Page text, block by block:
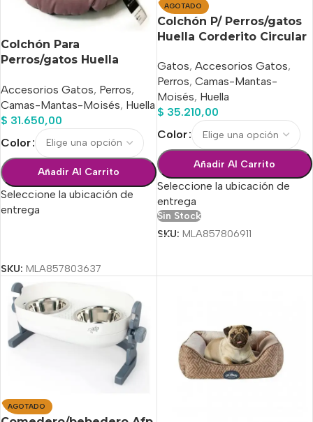
Colchón Para
Perros/gatos Huella
Accesorios Gatos, Perros,
Camas-Mantas-Moisés, Huella
$ 31.650,00
Color
Añadir Al Carrito
Seleccione la ubicación de
entrega
SKU: MLA857803637
AGOTADO
Colchón P/ Perros/gatos
Huella Corderito Circular
Gatos, Accesorios Gatos,
Perros, Camas-Mantas-
Moisés, Huella
$ 35.210,00
Color
Añadir Al Carrito
Seleccione la ubicación de
entrega
Sin Stock
SKU: MLA857806911
AGOTADO